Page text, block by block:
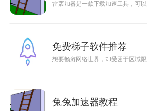
雷轰加器是一款下载加速工具，可
免费梯子软件推荐
想要畅游网络世界，却受困于区域
兔兔加速器教程